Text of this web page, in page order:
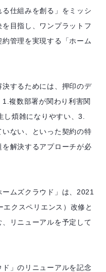
仕組みを創る」をミッシ
目指し、ワンプラットフ
管理を実現する「ホーム
するためには、押印のデ
複数部署が関わり利害関
煩雑になりやすい、3.
ない、といった契約の特
解決するアプローチが必
ムズクラウド」は、2021
クスペリエンス）改修と
リニューアルを予定して
」のリニューアルを記念